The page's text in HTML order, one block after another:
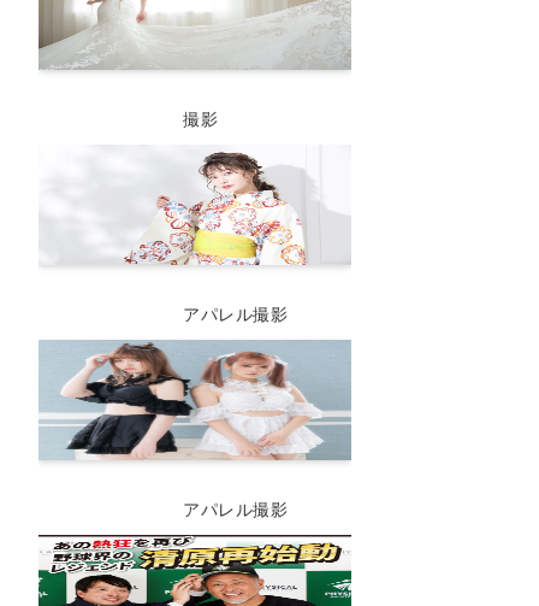
撮影
アパレル撮影
アパレル撮影